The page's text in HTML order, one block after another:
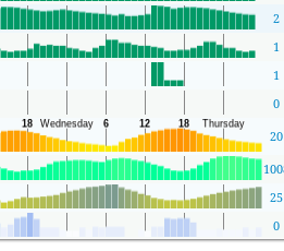
2
1
1
0
20
25
0